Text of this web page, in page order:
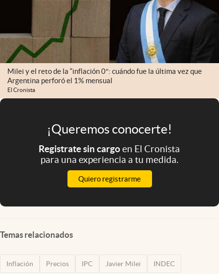
abre en nueva pestaña
Argentina
Milei y el reto de la “inflación 0″: cuándo fue la última vez que
Argentina perforó el 1% mensual
El Cronista
¡Queremos conocerte!
Registrate sin cargoen El Cronista
para una experiencia a tu medida.
Quiero registrarme
Temas relacionados
Inflación Precios IPC Javier Milei INDEC